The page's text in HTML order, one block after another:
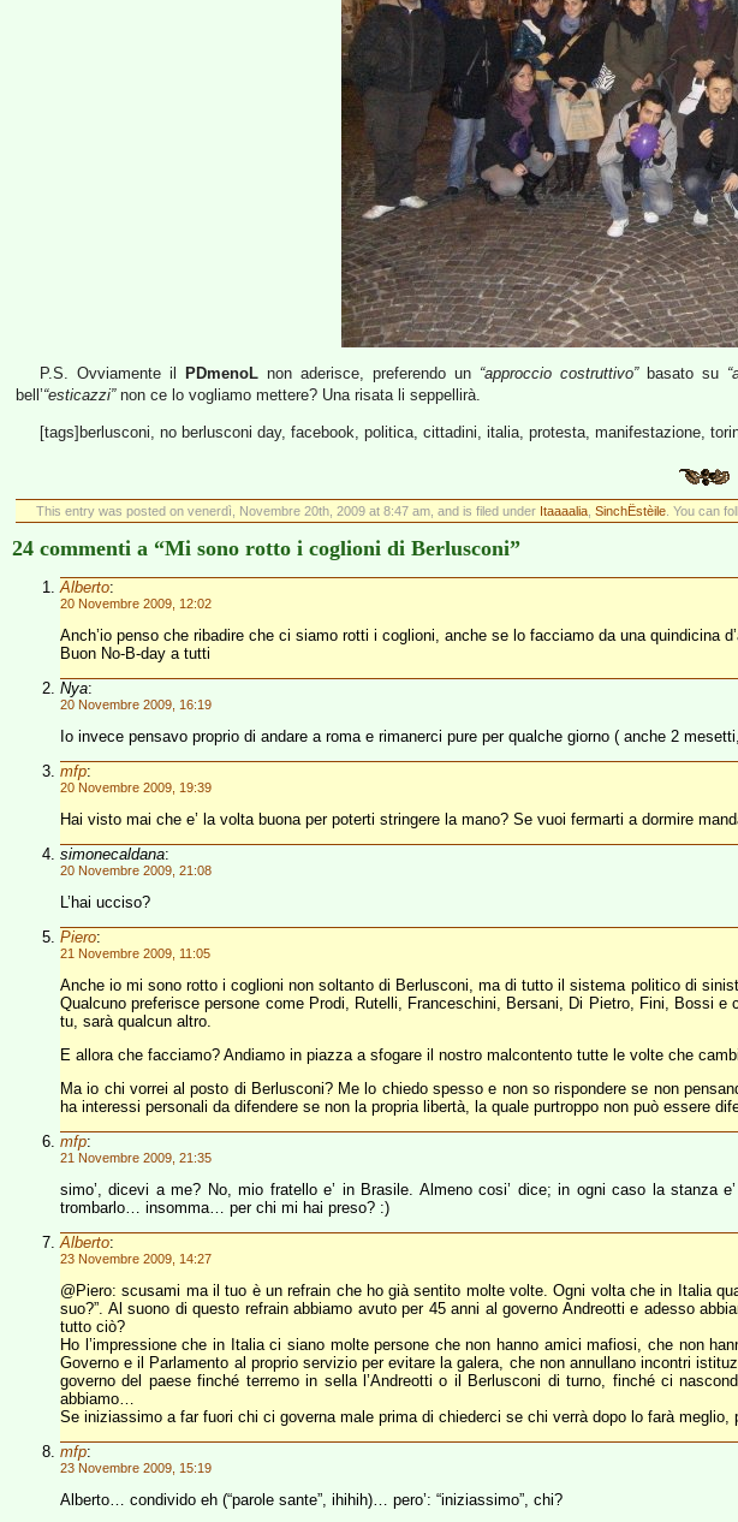
P.S. Ovviamente il PDmenoLnon aderisce, preferendo un “approccio costruttivo”basato su
bell’“esticazzi”non ce lo vogliamo mettere? Una risata li seppellirà.
[tags]berlusconi, no berlusconi day, facebook, politica, cittadini, italia, protesta, manifestazione,
This entry was posted on venerdì, Novembre 20th, 2009 at 8:47 am, and is filed under Itaaaalia, SinchËstèile. You can
24 commenti a “Mi sono rotto i coglioni di Berlusconi”
Alberto:
20 Novembre 2009, 12:02
Anch’io penso che ribadire che ci siamo rotti i coglioni, anche se lo facciamo da una
Buon No-B-day a tutti
Nya:
20 Novembre 2009, 16:19
Io invece pensavo proprio di andare a roma e rimanerci pure per qualche giorno ( anche 2
mfp:
20 Novembre 2009, 19:39
Hai visto mai che e’ la volta buona per poterti stringere la mano? Se vuoi fermarti a dormire
simonecaldana:
20 Novembre 2009, 21:08
L’hai ucciso?
Piero:
21 Novembre 2009, 11:05
Anche io mi sono rotto i coglioni non soltanto di Berlusconi, ma di tutto il sistema politico di
Qualcuno preferisce persone come Prodi, Rutelli, Franceschini, Bersani, Di Pietro, Fini, Bossi
tu, sarà qualcun altro.
E allora che facciamo? Andiamo in piazza a sfogare il nostro malcontento tutte le volte che
Ma io chi vorrei al posto di Berlusconi? Me lo chiedo spesso e non so rispondere se non
ha interessi personali da difendere se non la propria libertà, la quale purtroppo non può essere
mfp:
21 Novembre 2009, 21:35
simo’, dicevi a me? No, mio fratello e’ in Brasile. Almeno cosi’ dice; in ogni caso la stanza
trombarlo… insomma… per chi mi hai preso? :)
Alberto:
23 Novembre 2009, 14:27
@Piero: scusami ma il tuo è un refrain che ho già sentito molte volte. Ogni volta che in Italia
suo?”. Al suono di questo refrain abbiamo avuto per 45 anni al governo Andreotti e adesso
tutto ciò?
Ho l’impressione che in Italia ci siano molte persone che non hanno amici mafiosi, che non
Governo e il Parlamento al proprio servizio per evitare la galera, che non annullano incontri
governo del paese finché terremo in sella l’Andreotti o il Berlusconi di turno, finché ci
abbiamo…
Se iniziassimo a far fuori chi ci governa male prima di chiederci se chi verrà dopo lo farà
mfp:
23 Novembre 2009, 15:19
Alberto… condivido eh (“parole sante”, ihihih)… pero’: “iniziassimo”, chi?